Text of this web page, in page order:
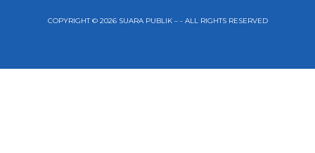
COPYRIGHT © 2026 SUARA PUBLIK – - ALL RIGHTS RESERVED